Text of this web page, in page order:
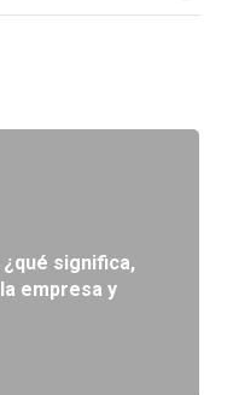
significa,
empresa y